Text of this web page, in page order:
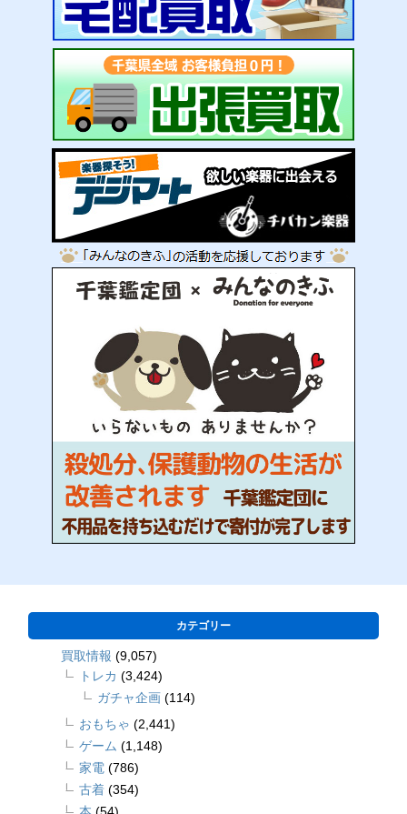
カテゴリー
買取情報 (9,057)
トレカ (3,424)
ガチャ企画 (114)
おもちゃ (2,441)
ゲーム (1,148)
家電 (786)
古着 (354)